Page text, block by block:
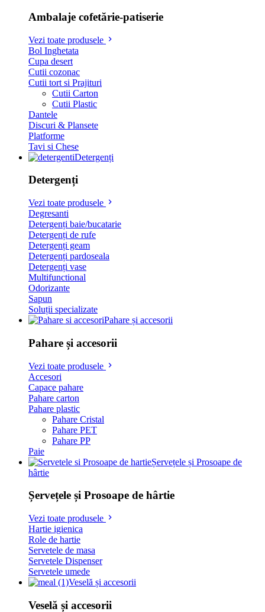
Ambalaje cofetărie-patiserie
Vezi toate produsele
Bol Inghetata
Cupa desert
Cutii cozonac
Cutii tort si Prajituri
Cutii Carton
Cutii Plastic
Dantele
Discuri & Plansete
Platforme
Tavi si Chese
Detergenți
Detergenți
Vezi toate produsele
Degresanti
Detergenți baie/bucatarie
Detergenți de rufe
Detergenți geam
Detergenți pardoseala
Detergenți vase
Multifunctional
Odorizante
Sapun
Soluții specializate
Pahare și accesorii
Pahare și accesorii
Vezi toate produsele
Accesori
Capace pahare
Pahare carton
Pahare plastic
Pahare Cristal
Pahare PET
Pahare PP
Paie
Șervețele și Prosoape de
hârtie
Șervețele și Prosoape de hârtie
Vezi toate produsele
Hartie igienica
Role de hartie
Servetele de masa
Servetele Dispenser
Servetele umede
Veselă și accesorii
Veselă și accesorii